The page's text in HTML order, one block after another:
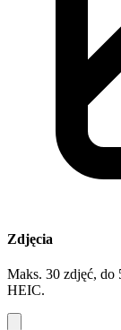
Zdjęcia
Maks. 30 zdjęć, do
HEIC.